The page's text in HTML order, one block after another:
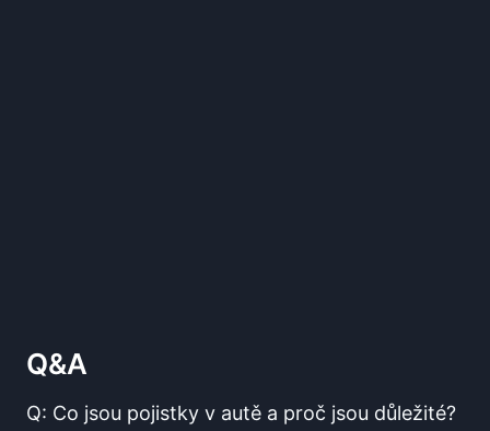
Q&A
Q: Co jsou pojistky v autě a proč jsou důležité?